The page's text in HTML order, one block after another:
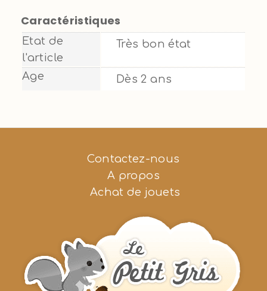
Caractéristiques
Etat de
l'article
Très bon état
Age Dès 2 ans
Contactez-nous
A propos
Achat de jouets